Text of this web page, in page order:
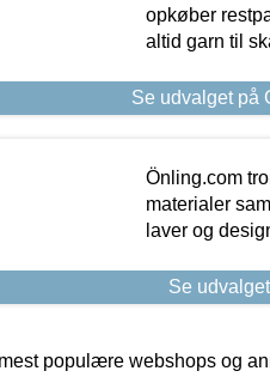
opkøber
altid garn til
Se udvalget på
Önling.com
materialer
laver og
Se
populære webshops og